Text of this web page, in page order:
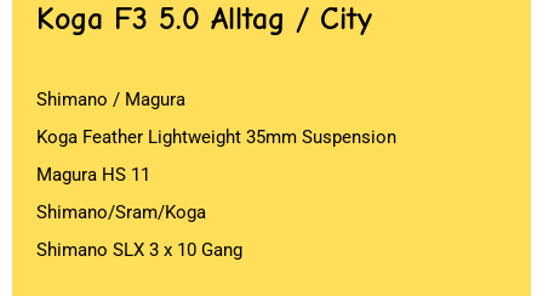
Koga F3 5.0 Alltag / City
Shimano / Magura
Koga Feather Lightweight 35mm Suspension
Magura HS 11
Shimano/Sram/Koga
Shimano SLX 3 x 10 Gang